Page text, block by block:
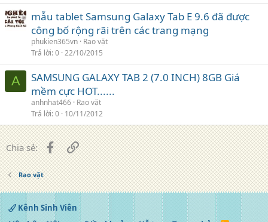
mẫu tablet Samsung Galaxy Tab E 9.6 đã được
công bố rộng rãi trên các trang mạng
phukien365vn Rao vặt
Trả lời 0 22/10/2015
A
SAMSUNG GALAXY TAB 2 (7.0 INCH) 8GB Giá
mềm cực HOT......
anhnhat466 Rao vặt
Trả lời 0 10/11/2012
Chia sẻ: FacebookLiên kết
Rao vặt
Kênh Sinh Viên